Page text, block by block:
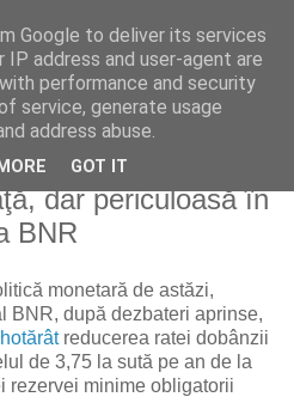
opinii economice
dar periculoasă în
BNR
monetară de astăzi,
BNR, după dezbateri aprinse,
reducerea ratei dobânzii
de 3,75 la sută pe an de la
rezervei minime obligatorii
Google to deliver its services
IP address and user-agent are
performance and security
service, generate usage
address abuse.
GOT IT